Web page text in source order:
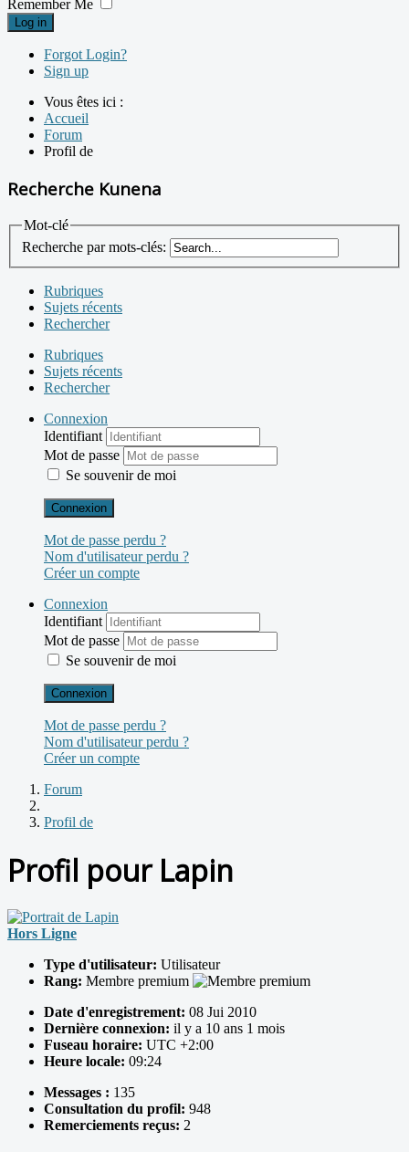
Remember Me
Log in
Forgot Login?
Sign up
Vous êtes ici :
Accueil
Forum
Profil de
Recherche Kunena
Mot-clé
Recherche par mots-clés:
Rubriques
Sujets récents
Rechercher
Rubriques
Sujets récents
Rechercher
Connexion
Identifiant
Mot de passe
Se souvenir de moi
Connexion
Mot de passe perdu ?
Nom d'utilisateur perdu ?
Créer un compte
Connexion
Identifiant
Mot de passe
Se souvenir de moi
Connexion
Mot de passe perdu ?
Nom d'utilisateur perdu ?
Créer un compte
Forum
Profil de
Profil pour Lapin
Hors Ligne
Type d'utilisateur: Utilisateur
Rang: Membre premium
Date d'enregistrement: 08 Jui 2010
Dernière connexion: il y a 10 ans 1 mois
Fuseau horaire: UTC +2:00
Heure locale: 09:24
Messages : 135
Consultation du profil: 948
Remerciements reçus: 2